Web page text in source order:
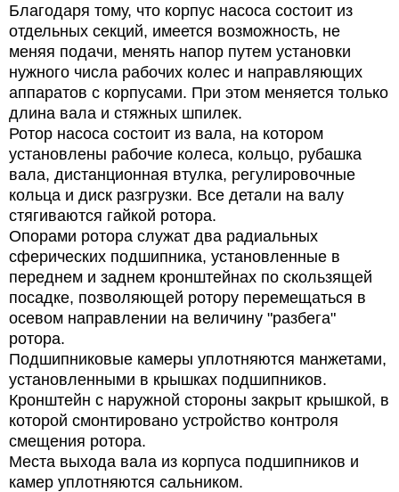
Благодаря тому, что корпус насоса состоит из
отдельных секций, имеется возможность, не
меняя подачи, менять напор путем установки
нужного числа рабочих колес и направляющих
аппаратов с корпусами. При этом меняется только
длина вала и стяжных шпилек.
Ротор насоса состоит из вала, на котором
установлены рабочие колеса, кольцо, рубашка
вала, дистанционная втулка, регулировочные
кольца и диск разгрузки. Все детали на валу
стягиваются гайкой ротора.
Опорами ротора служат два радиальных
сферических подшипника, установленные в
переднем и заднем кронштейнах по скользящей
посадке, позволяющей ротору перемещаться в
осевом направлении на величину "разбега"
ротора.
Подшипниковые камеры уплотняются манжетами,
установленными в крышках подшипников.
Кронштейн с наружной стороны закрыт крышкой, в
которой смонтировано устройство контроля
смещения ротора.
Места выхода вала из корпуса подшипников и
камер уплотняются сальником.